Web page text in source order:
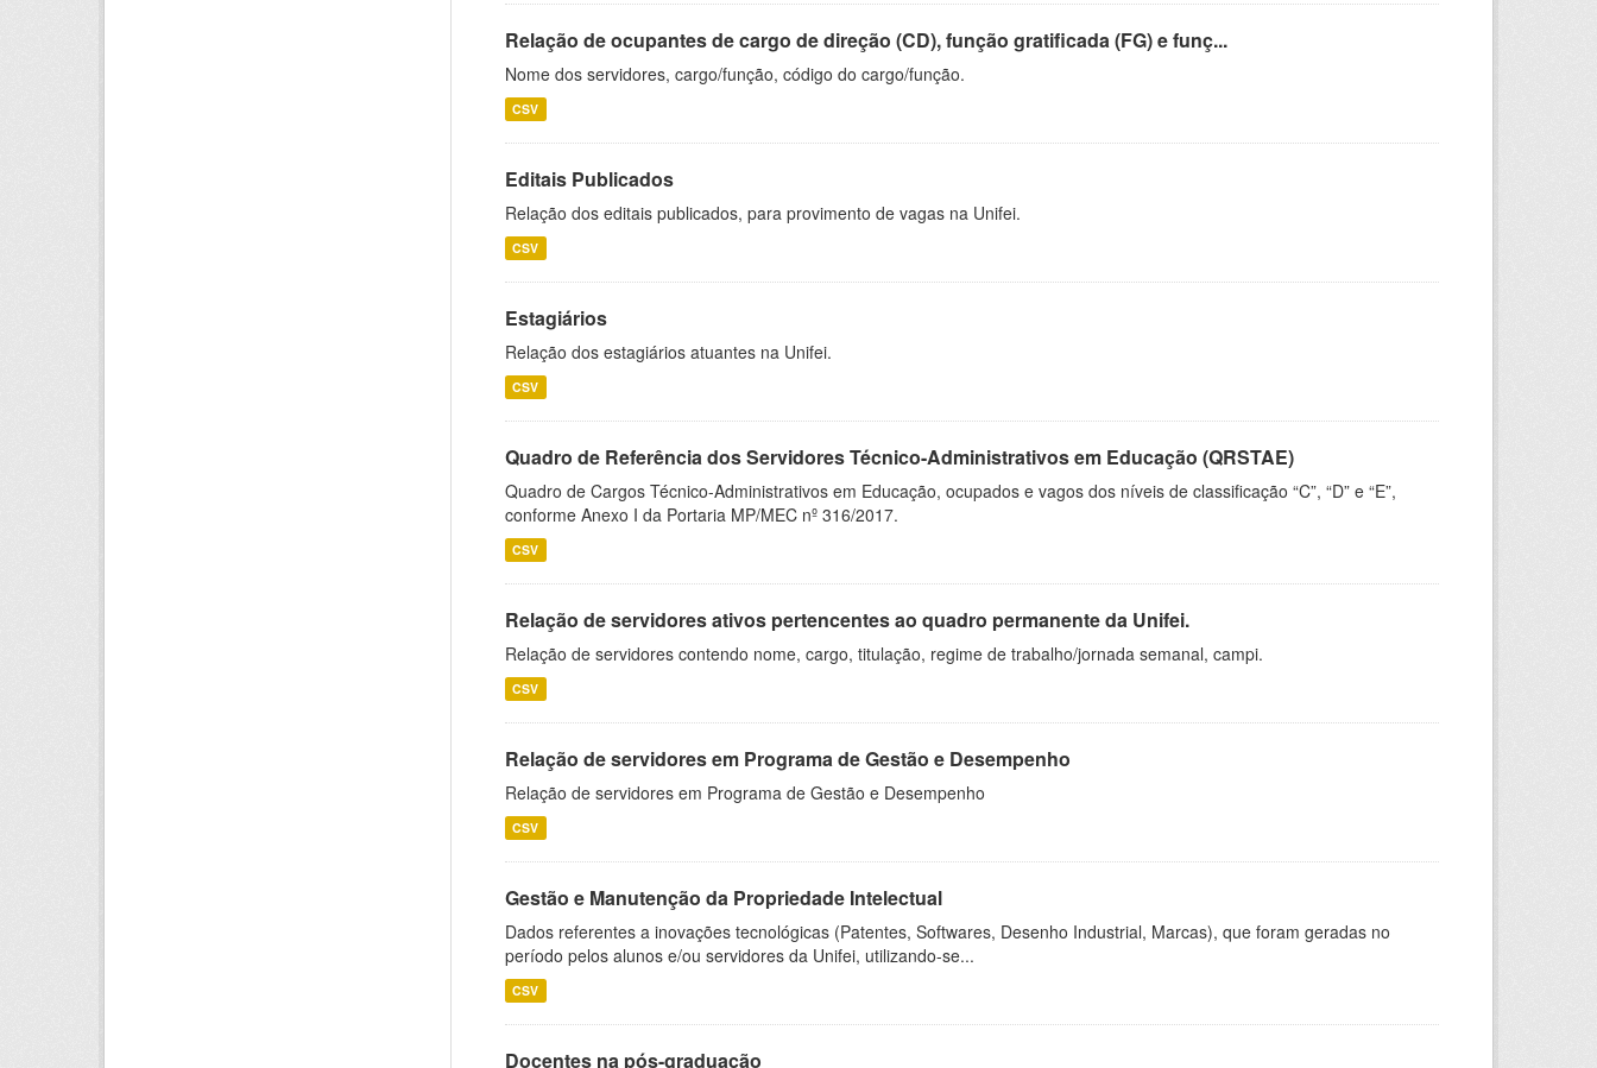
Relação de ocupantes de cargo de direção (CD), função gratificada (FG) e funç...
Nome dos servidores, cargo/função, código do cargo/função.
CSV
Editais Publicados
Relação dos editais publicados, para provimento de vagas na Unifei.
CSV
Estagiários
Relação dos estagiários atuantes na Unifei.
CSV
Quadro de Referência dos Servidores Técnico-Administrativos em Educação (QRSTAE)
Quadro de Cargos Técnico-Administrativos em Educação, ocupados e vagos dos níveis de classificação “C”, “D” e “E”,
conforme Anexo I da Portaria MP/MEC nº 316/2017.
CSV
Relação de servidores ativos pertencentes ao quadro permanente da Unifei.
Relação de servidores contendo nome, cargo, titulação, regime de trabalho/jornada semanal, campi.
CSV
Relação de servidores em Programa de Gestão e Desempenho
Relação de servidores em Programa de Gestão e Desempenho
CSV
Gestão e Manutenção da Propriedade Intelectual
Dados referentes a inovações tecnológicas (Patentes, Softwares, Desenho Industrial, Marcas), que foram geradas no
período pelos alunos e/ou servidores da Unifei, utilizando-se...
CSV
Docentes na pós-graduação